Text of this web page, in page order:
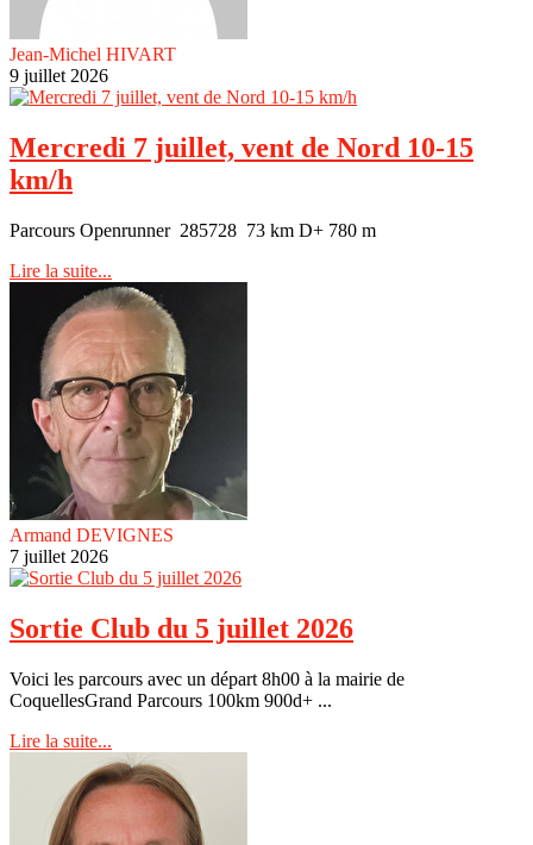
Jean-Michel HIVART
9 juillet 2026
Mercredi 7 juillet, vent de Nord 10-15
km/h
Parcours Openrunner 285728 73 km D+ 780 m
Lire la suite...
Armand DEVIGNES
7 juillet 2026
Sortie Club du 5 juillet 2026
Voici les parcours avec un départ 8h00 à la mairie de
CoquellesGrand Parcours 100km 900d+ ...
Lire la suite...